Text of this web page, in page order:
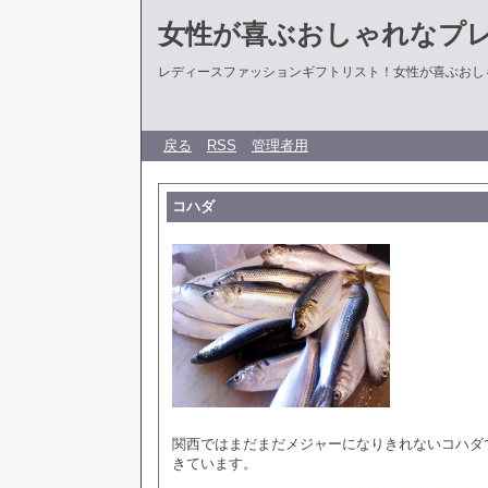
女性が喜ぶおしゃれなプ
レディースファッションギフトリスト！女性が喜ぶお
戻る RSS 管理者用
コハダ
関西ではまだまだメジャーになりきれないコハ
きています。